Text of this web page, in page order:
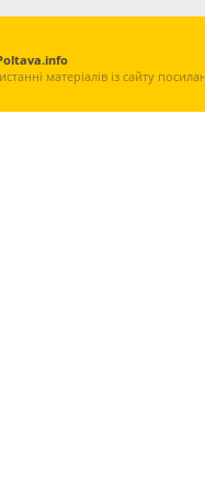
матеріалів із сайту